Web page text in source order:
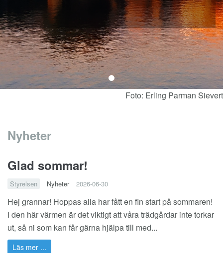
Foto: Erling Parman Sievert
Nyheter
Glad sommar!
Styrelsen Nyheter 2026-06-30
Hej grannar! Hoppas alla har fått en fin start på sommaren!
I den här värmen är det viktigt att våra trädgårdar inte torkar
ut, så ni som kan får gärna hjälpa till med...
Läs mer ...